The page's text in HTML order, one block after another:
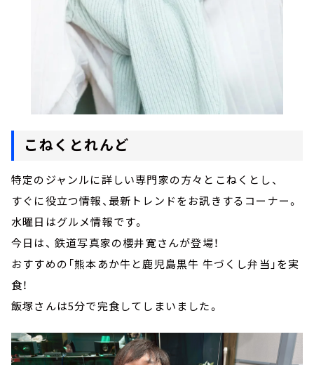
こねくとれんど
特定のジャンルに詳しい専門家の方々とこねくとし、
すぐに役立つ情報、最新トレンドをお訊きするコーナー。
水曜日はグルメ情報です。
今日は、 鉄道写真家の櫻井寛さんが登場！
おすすめの「熊本あか牛と鹿児島黒牛 牛づくし弁当」を実
食！
飯塚さんは5分で完食してしまいました。